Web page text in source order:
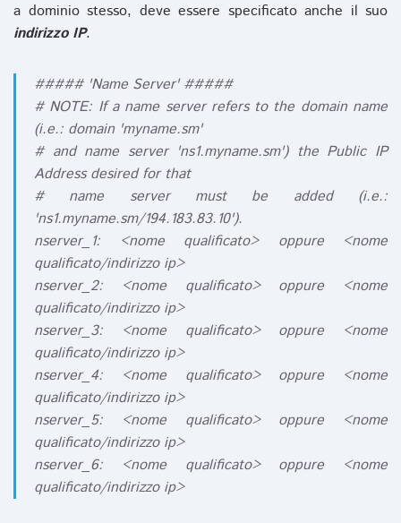
a dominio stesso, deve essere specificato anche il suo
indirizzo IP.
##### 'Name Server' #####
# NOTE: If a name server refers to the domain name
(i.e.: domain 'myname.sm'
# and name server 'ns1.myname.sm') the Public IP
Address desired for that
# name server must be added (i.e.:
'ns1.myname.sm/194.183.83.10').
nserver_1: <nome qualificato> oppure <nome
qualificato/indirizzo ip>
nserver_2: <nome qualificato> oppure <nome
qualificato/indirizzo ip>
nserver_3: <nome qualificato> oppure <nome
qualificato/indirizzo ip>
nserver_4: <nome qualificato> oppure <nome
qualificato/indirizzo ip>
nserver_5: <nome qualificato> oppure <nome
qualificato/indirizzo ip>
nserver_6: <nome qualificato> oppure <nome
qualificato/indirizzo ip>